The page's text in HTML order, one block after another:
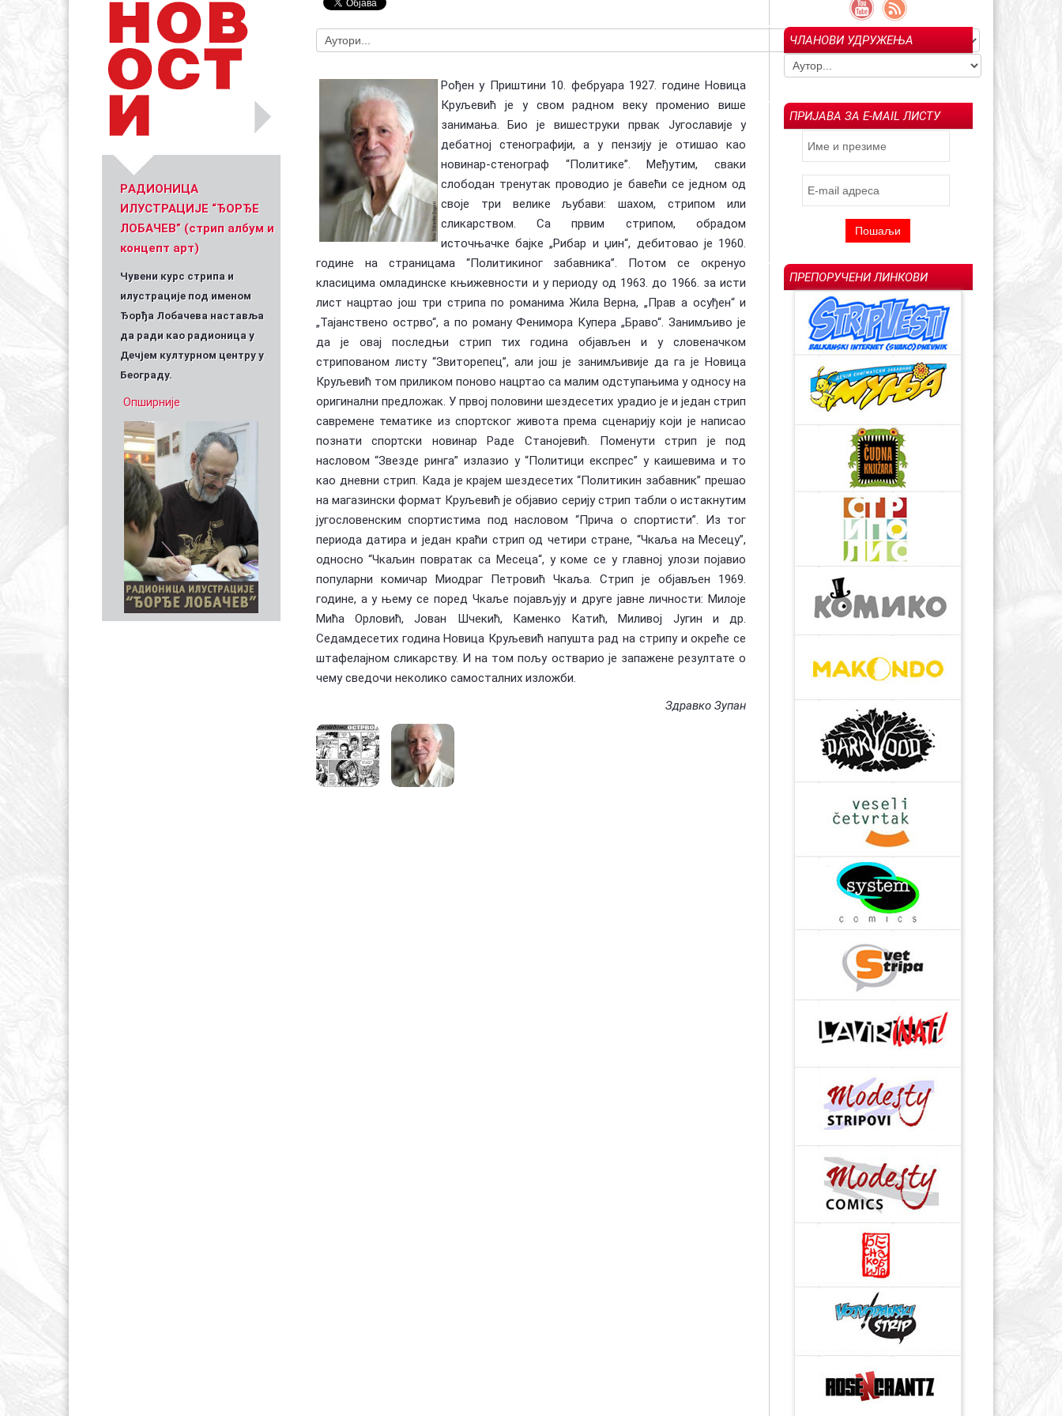
Уметник стрипа и духа Геза Шетет
(Биографија и стрипографија)
In memoriam: Зоран Ковачевић (1955-
Националне пензије у издаваштву —
У сећање: Богољуб Арсенијевић –
Ин мемориам: Драгољуб "Драган" М.
PАДИОНИЦА
ИЛУСТРАЦИЈЕ “ЂОРЂЕ
ЛОБАЧЕВ” (стрип албум и
концепт арт)
Чувени курс стрипа и
илустрације под именом
Ђорђа Лобачева наставља
да ради као радионица у
Дечјем културном центру у
Београду.
Опширније
Рођен у Приштини 10. фебруара 1927. године Новица
Круљевић је у свом радном веку променио више
занимања. Био је вишеструки првак Југославије у
дебатној стенографији, а у пензију је отишао као
новинар-стенограф “Политике”. Међутим, сваки
слободан тренутак проводио је бавећи се једном од
своје три велике љубави: шахом, стрипом или
сликарством. Са првим стрипом, обрадом
источњачке бајке „Рибар и џин“, дебитовао је 1960.
године на страницама “Политикиног забавника”. Потом се окренуо
класицима омладинске књижевности и у периоду од 1963. до 1966. за исти
лист нацртао још три стрипа по романима Жила Верна, „Прав а осуђен“ и
„Тајанствено острво“, а по роману Фенимора Купера „Браво“. Занимљиво је
да је овај последњи стрип тих година објављен и у словеначком
стрипованом листу “Звиторепец”, али још је занимљивије да га је Новица
Круљевић том приликом поново нацртао са малим одступањима у односу на
оригинални предложак. У првој половини шездесетих урадио је и један стрип
савремене тематике из спортског живота према сценарију који је написао
познати спортски новинар Раде Станојевић. Поменути стрип је под
насловом “Звезде ринга” излазио у “Политици експрес” у каишевима и то
као дневни стрип. Када је крајем шездесетих “Политикин забавник” прешао
на магазински формат Круљевић је објавио серију стрип табли о истакнутим
југословенским спортистима под насловом “Прича о спортисти”. Из тог
периода датира и један краћи стрип од четири стране, “Чкаља на Месецу”,
односно “Чкаљин повратак са Месеца“, у коме се у главној улози појавио
популарни комичар Миодраг Петровић Чкаља. Стрип је објављен 1969.
године, а у њему се поред Чкаље појављују и друге јавне личности: Милоје
Мића Орловић, Јован Шчекић, Каменко Катић, Миливој Југин и др.
Седамдесетих година Новица Круљевић напушта рад на стрипу и окреће се
штафелајном сликарству. И на том пољу остварио је запажене резултате о
чему сведочи неколико самосталних изложби.
Здравко Зупан
ЧЛАНОВИ УДРУЖЕЊА
ПРИЈАВА ЗА E-MAIL ЛИСТУ
ПРЕПОРУЧЕНИ ЛИНКОВИ